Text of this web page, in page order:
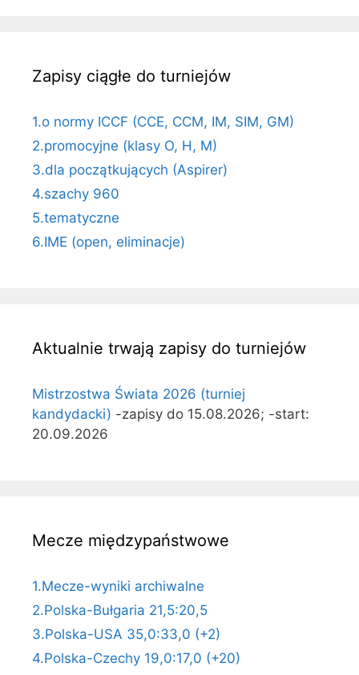
Zapisy ciągłe do turniejów
1.o normy ICCF (CCE, CCM, IM, SIM, GM)
2.promocyjne (klasy O, H, M)
3.dla początkujących (Aspirer)
4.szachy 960
5.tematyczne
6.IME (open, eliminacje)
Aktualnie trwają zapisy do turniejów
Mistrzostwa Świata 2026 (turniej
kandydacki) -zapisy do 15.08.2026; -start:
20.09.2026
Mecze międzypaństwowe
1.Mecze-wyniki archiwalne
2.Polska-Bułgaria 21,5:20,5
3.Polska-USA 35,0:33,0 (+2)
4.Polska-Czechy 19,0:17,0 (+20)